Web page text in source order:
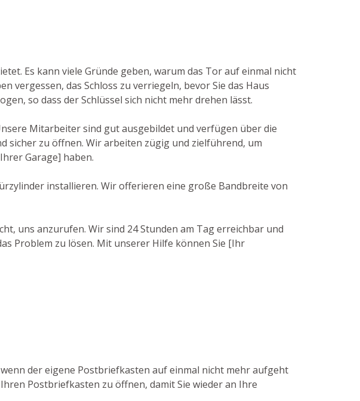
Es kann viele Gründe geben, warum das Tor auf einmal nicht
vergessen, das Schloss zu verriegeln, bevor Sie das Haus
so dass der Schlüssel sich nicht mehr drehen lässt.
Mitarbeiter sind gut ausgebildet und verfügen über die
sicher zu öffnen. Wir arbeiten zügig und zielführend, um
Garage] haben.
installieren. Wir offerieren eine große Bandbreite von
uns anzurufen. Wir sind 24 Stunden am Tag erreichbar und
Problem zu lösen. Mit unserer Hilfe können Sie [Ihr
der eigene Postbriefkasten auf einmal nicht mehr aufgeht
Postbriefkasten zu öffnen, damit Sie wieder an Ihre